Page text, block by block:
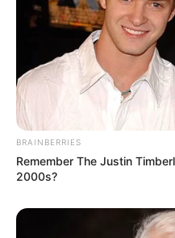
BRAINBERRIES
Remember The Justin
2000s?